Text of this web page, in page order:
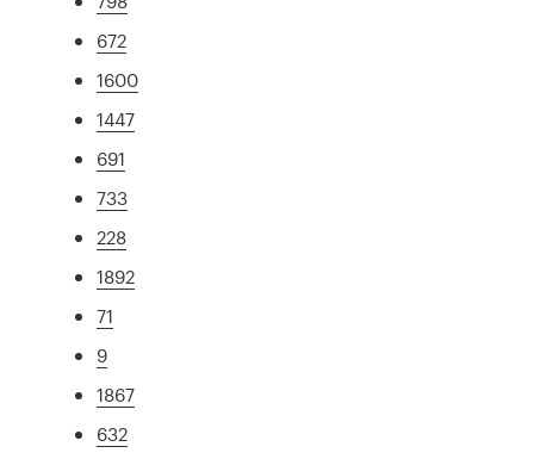
672
1600
1447
691
733
228
1892
71
9
1867
632